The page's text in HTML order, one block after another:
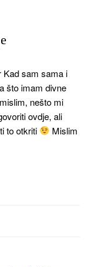
Kad sam sama i
što imam divne
nešto mi
ovdje, ali
to otkriti
Mislim